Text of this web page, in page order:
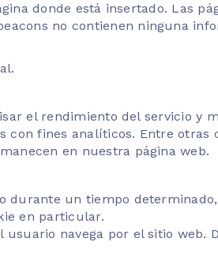
donde está insertado. Las
no contienen ninguna
el rendimiento del servicio y
fines analíticos. Entre otras
en nuestra página web.
durante un tiempo
en particular.
navega por el sitio web.